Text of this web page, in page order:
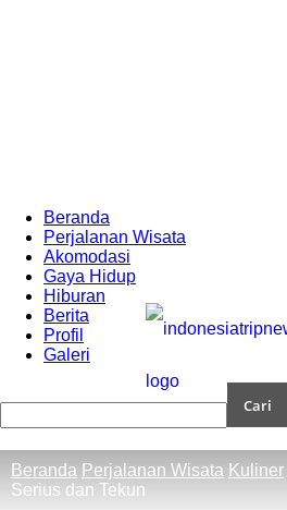
Beranda
Perjalanan Wisata
Akomodasi
Gaya Hidup
Hiburan
Berita
Profil
Galeri
Beranda Perjalanan Wisata Kuliner
Serius dan Tekun